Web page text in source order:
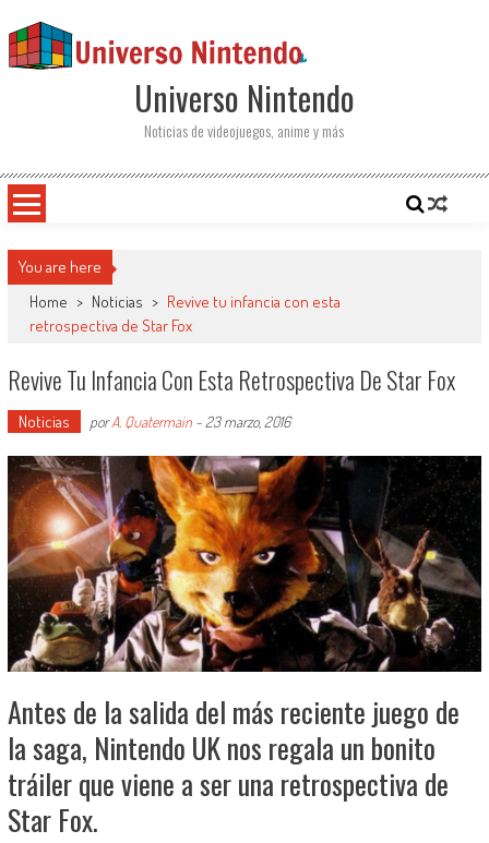
Universo Nintendo
Noticias de videojuegos, anime y más
You are here
Home > Noticias > Revive tu infancia con esta
retrospectiva de Star Fox
Revive Tu Infancia Con Esta Retrospectiva De Star Fox
Noticias porA. Quatermain- 23 marzo, 2016
Antes de la salida del más reciente juego de
la saga, Nintendo UK nos regala un bonito
tráiler que viene a ser una retrospectiva de
Star Fox.